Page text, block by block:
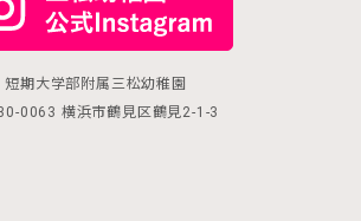
短期大学部附属三松幼稚園
0063 横浜市鶴見区鶴見2-1-3